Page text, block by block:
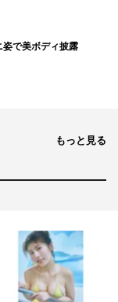
で美ボディ披露
もっと見る